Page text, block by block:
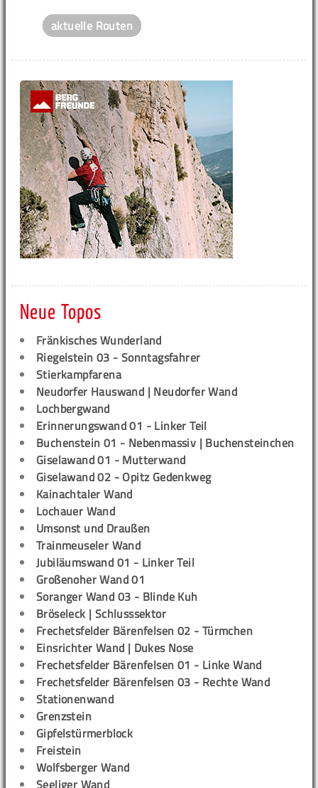
aktuelle Routen
Neue Topos
Fränkisches Wunderland
Riegelstein 03 - Sonntagsfahrer
Stierkampfarena
Neudorfer Hauswand | Neudorfer Wand
Lochbergwand
Erinnerungswand 01 - Linker Teil
Buchenstein 01 - Nebenmassiv | Buchensteinchen
Giselawand 01 - Mutterwand
Giselawand 02 - Opitz Gedenkweg
Kainachtaler Wand
Lochauer Wand
Umsonst und Draußen
Trainmeuseler Wand
Jubiläumswand 01 - Linker Teil
Großenoher Wand 01
Soranger Wand 03 - Blinde Kuh
Bröseleck | Schlusssektor
Frechetsfelder Bärenfelsen 02 - Türmchen
Einsrichter Wand | Dukes Nose
Frechetsfelder Bärenfelsen 01 - Linke Wand
Frechetsfelder Bärenfelsen 03 - Rechte Wand
Stationenwand
Grenzstein
Gipfelstürmerblock
Freistein
Wolfsberger Wand
Seeliger Wand